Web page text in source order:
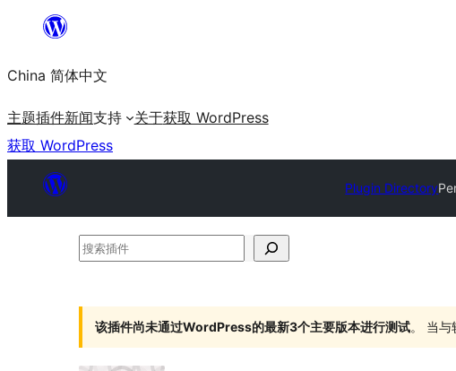
内
容
China 简体中文
主题插件新闻支持 关于获取 WordPress
获取 WordPress
Plugin Directory
搜
该插件尚未通过WordPress的最新3个主要版本进行测试。 当与